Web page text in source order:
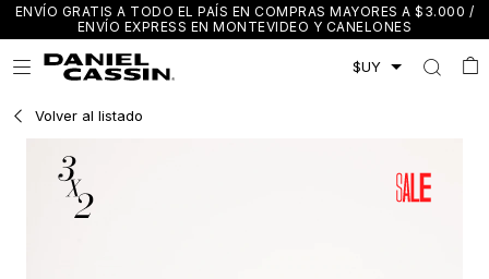
ENVÍO GRATIS A TODO EL PAÍS EN COMPRAS MAYORES A $3.000 /
ENVÍO EXPRESS EN MONTEVIDEO Y CANELONES

Volver al listado